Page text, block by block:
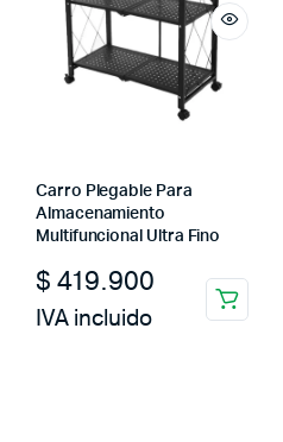
Carro Plegable Para
Almacenamiento
Multifuncional Ultra Fino
$ 419.900
IVA incluido